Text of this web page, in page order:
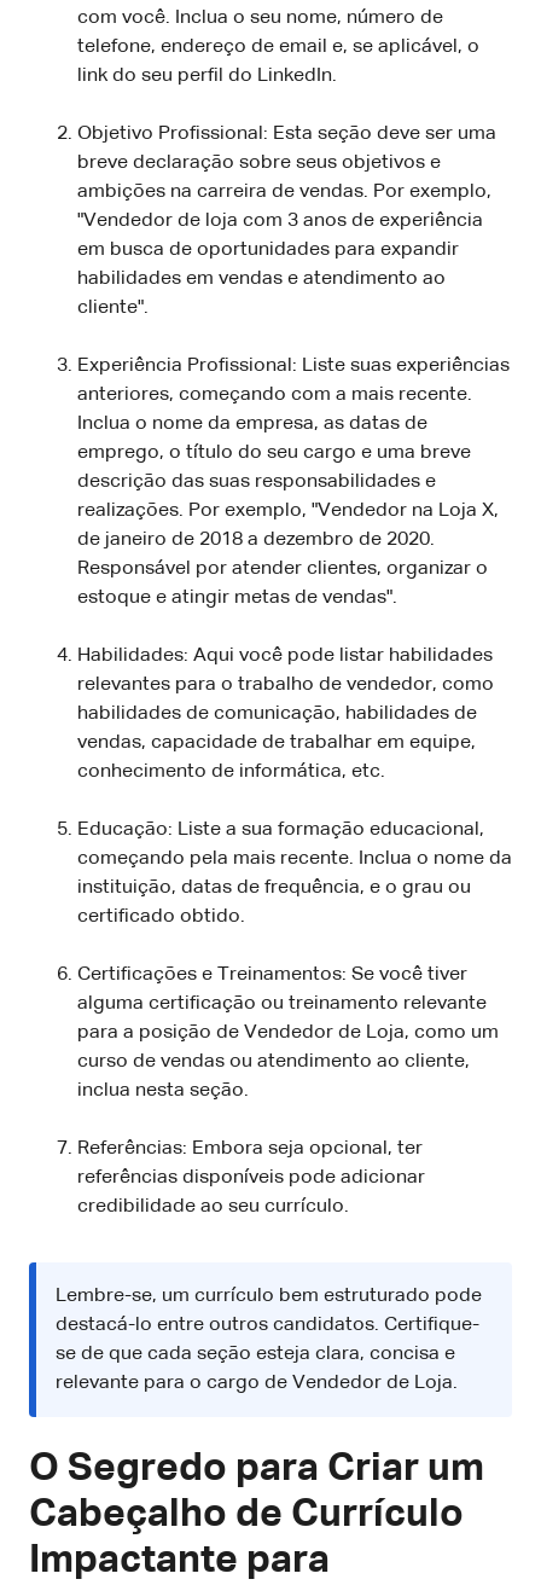
com você. Inclua o seu nome, número de
telefone, endereço de email e, se aplicável, o
link do seu perfil do LinkedIn.
Objetivo Profissional: Esta seção deve ser uma
breve declaração sobre seus objetivos e
ambições na carreira de vendas. Por exemplo,
"Vendedor de loja com 3 anos de experiência
em busca de oportunidades para expandir
habilidades em vendas e atendimento ao
cliente".
Experiência Profissional: Liste suas experiências
anteriores, começando com a mais recente.
Inclua o nome da empresa, as datas de
emprego, o título do seu cargo e uma breve
descrição das suas responsabilidades e
realizações. Por exemplo, "Vendedor na Loja X,
de janeiro de 2018 a dezembro de 2020.
Responsável por atender clientes, organizar o
estoque e atingir metas de vendas".
Habilidades: Aqui você pode listar habilidades
relevantes para o trabalho de vendedor, como
habilidades de comunicação, habilidades de
vendas, capacidade de trabalhar em equipe,
conhecimento de informática, etc.
Educação: Liste a sua formação educacional,
começando pela mais recente. Inclua o nome da
instituição, datas de frequência, e o grau ou
certificado obtido.
Certificações e Treinamentos: Se você tiver
alguma certificação ou treinamento relevante
para a posição de Vendedor de Loja, como um
curso de vendas ou atendimento ao cliente,
inclua nesta seção.
Referências: Embora seja opcional, ter
referências disponíveis pode adicionar
credibilidade ao seu currículo.
Lembre-se, um currículo bem estruturado pode
destacá-lo entre outros candidatos. Certifique-
se de que cada seção esteja clara, concisa e
relevante para o cargo de Vendedor de Loja.
O Segredo para Criar um
Cabeçalho de Currículo
Impactante para